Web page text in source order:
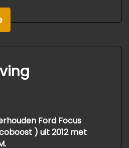
voor
met
Ford Focus
) uit 2012 met